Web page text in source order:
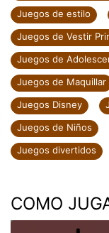
Juegos de estilo
Juegos de Vestir
Juegos de
Juegos de Maquillar
Juegos Disney
Juegos de Niños
Juegos divertidos
COMO